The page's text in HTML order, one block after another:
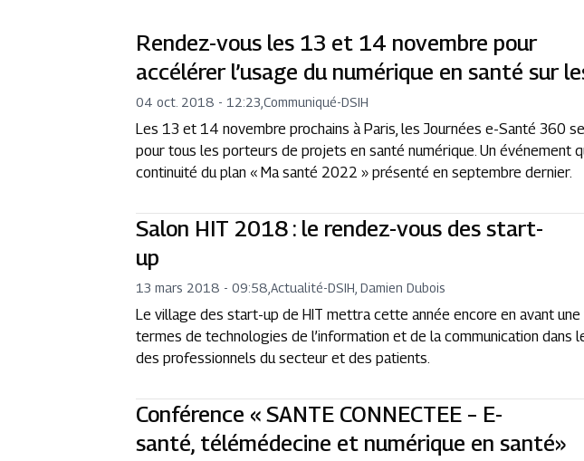
Rendez-vous les 13 et 14 novembre pour
accélérer l’usage du numérique en santé sur
04 oct. 2018 - 12:23 ,Communiqué-DSIH
Les 13 et 14 novembre prochains à Paris, les Journées e-Santé 360
pour tous les porteurs de projets en santé numérique. Un événement
continuité du plan « Ma santé 2022 » présenté en septembre dernier.
Salon HIT 2018 : le rendez-vous des start-
up
13 mars 2018 - 09:58 ,Actualité-DSIH, Damien Dubois
Le village des start-up de HIT mettra cette année encore en avant
termes de technologies de l’information et de la communication dans
des professionnels du secteur et des patients.
Conférence « SANTE CONNECTEE – E-
santé, télémédecine et numérique en santé»